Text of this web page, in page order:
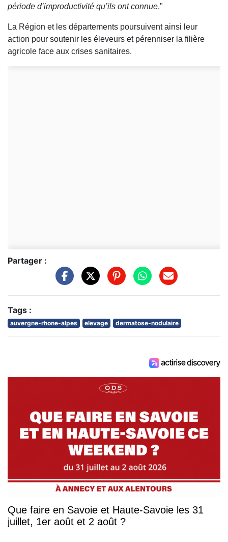
période d’improductivité qu’ils ont connue."
La Région et les départements poursuivent ainsi leur
action pour soutenir les éleveurs et pérenniser la filière
agricole face aux crises sanitaires.
Partager :
Tags :
auvergne-rhone-alpes elevage dermatose-nodulaire
Que faire en Savoie et Haute-Savoie les 31
juillet, 1er août et 2 août ?